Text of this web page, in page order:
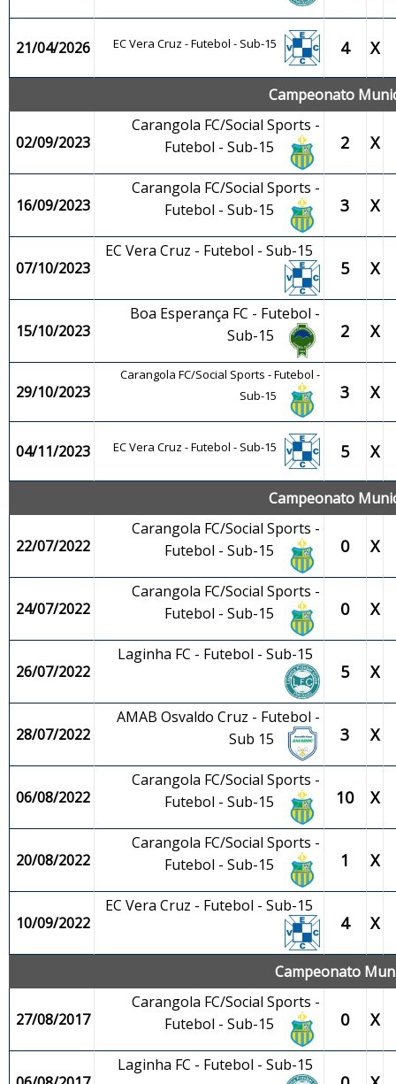
21/04/2026 EC Vera Cruz - Futebol - Sub-15 4 X
Campeonato
02/09/2023
Carangola FC/Social Sports -
Futebol - Sub-15
2 X
16/09/2023
Carangola FC/Social Sports -
Futebol - Sub-15
3 X
07/10/2023
EC Vera Cruz - Futebol - Sub-15
5 X
15/10/2023
Boa Esperança FC - Futebol -
Sub-15
2 X
29/10/2023
Carangola FC/Social Sports - Futebol -
Sub-15
3 X
04/11/2023 EC Vera Cruz - Futebol - Sub-15 5 X
Campeonato
22/07/2022
Carangola FC/Social Sports -
Futebol - Sub-15
0 X
24/07/2022
Carangola FC/Social Sports -
Futebol - Sub-15
0 X
26/07/2022
Laginha FC - Futebol - Sub-15
5 X
28/07/2022
AMAB Osvaldo Cruz - Futebol -
Sub 15
3 X
06/08/2022
Carangola FC/Social Sports -
Futebol - Sub-15
10 X
20/08/2022
Carangola FC/Social Sports -
Futebol - Sub-15
1 X
10/09/2022
EC Vera Cruz - Futebol - Sub-15
4 X
Campeonato
27/08/2017
Carangola FC/Social Sports -
Futebol - Sub-15
0 X
Laginha FC - Futebol - Sub-15